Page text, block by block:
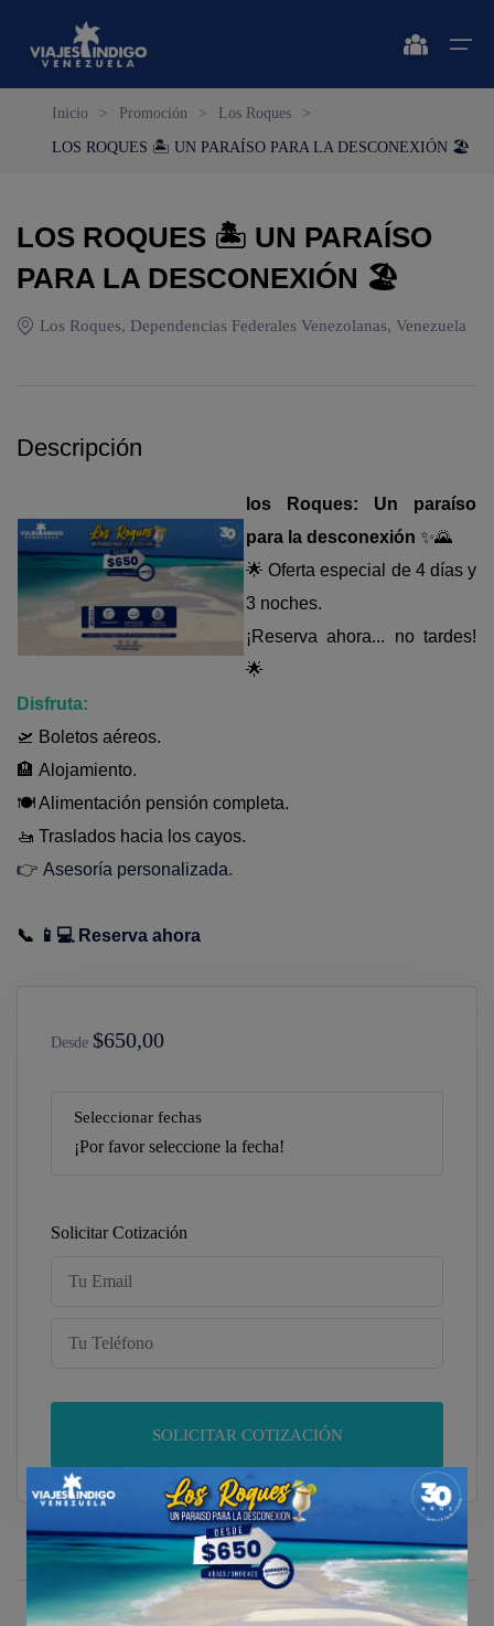
Inicio
🔍 Sol y Playa
🌴 Margarita
🌴 Coche
🌴 Anzoátegui
🌴 Morrocoy
🌴 Península de Paria
🔍 Naturaleza y Ciudad
🔍 Naturaleza y Ciudad
🌴 Caracas
🌴 Mérida
🌴 Colonia Tovar
Vuelos
Apartamentos
Cruceros
Promociones
Contacto
Inicio > Promoción > Los Roques >
LOS ROQUES 🏝 UN PARAÍSO PARA LA DESCONEXIÓN 🏖
LOS ROQUES 🏝 UN PARAÍSO
PARA LA DESCONEXIÓN 🏖
Los Roques, Dependencias Federales Venezolanas, Venezuela
Descripción
los Roques: Un paraíso
para la desconexión ✨🌄
🌟 Oferta especial de 4 días y
3 noches.
¡Reserva ahora... no tardes!
🌟
Disfruta:
🛫 Boletos aéreos.
🏨 Alojamiento.
🍽️ Alimentación pensión completa.
🚤 Traslados hacia los cayos.
👉 Asesoría personalizada.
📞 📱💻 Reserva ahora
Desde $650,00
Seleccionar fechas
¡Por favor seleccione la fecha!
Solicitar Cotización
SOLICITAR COTIZACIÓN